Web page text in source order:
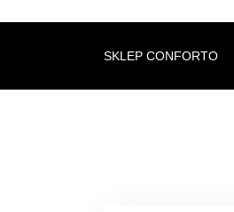
SKLEP CONFORTO